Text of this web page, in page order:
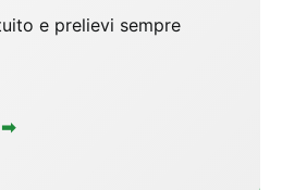
e prelievi sempre
➡